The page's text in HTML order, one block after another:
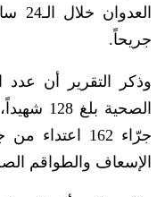
جريحاً.
وذكر التقرير أن عدد
جرّاء 162
الإسعاف والطواقم